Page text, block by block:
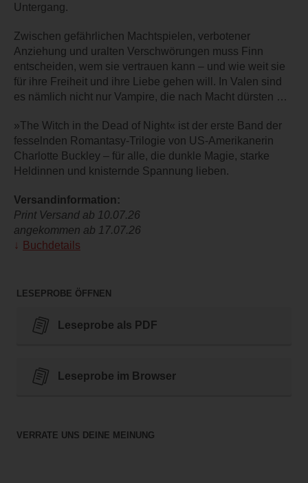
Untergang.
Zwischen gefährlichen Machtspielen, verbotener
Anziehung und uralten Verschwörungen muss Finn
entscheiden, wem sie vertrauen kann – und wie weit sie
für ihre Freiheit und ihre Liebe gehen will. In Valen sind
es nämlich nicht nur Vampire, die nach Macht dürsten …
»The Witch in the Dead of Night« ist der erste Band der
fesselnden Romantasy-Trilogie von US-Amerikanerin
Charlotte Buckley – für alle, die dunkle Magie, starke
Heldinnen und knisternde Spannung lieben.
Versandinformation:
Print Versand ab 10.07.26
angekommen ab 17.07.26
Buchdetails
LESEPROBE ÖFFNEN
Leseprobe als PDF
Leseprobe im Browser
VERRATE UNS DEINE MEINUNG